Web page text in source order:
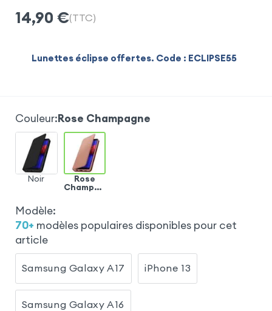
14,90 €(TTC)
Lunettes éclipse offertes. Code : ECLIPSE55
Couleur:Rose Champagne
Noir Rose
Champag
Modèle:
70+ modèles populaires disponibles pour cet
article
Samsung Galaxy A17 iPhone 13
Samsung Galaxy A16